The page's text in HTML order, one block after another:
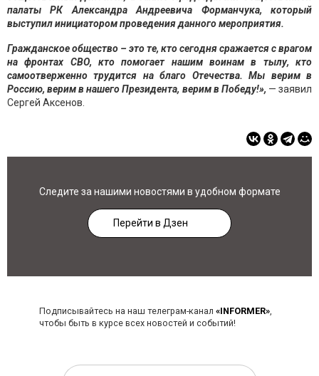
палаты РК Александра Андреевича Форманчука, который
выступил инициатором проведения данного мероприятия.
Гражданское общество – это те, кто сегодня сражается с врагом
на фронтах СВО, кто помогает нашим воинам в тылу, кто
самоотверженно трудится на благо Отечества. Мы верим в
Россию, верим в нашего Президента, верим в Победу!», — заявил
Сергей Аксенов.
Следите за нашими новостями в удобном формате
Перейти в Дзен
Подписывайтесь на наш телеграм-канал «INFORMER»,
чтобы быть в курсе всех новостей и событий!